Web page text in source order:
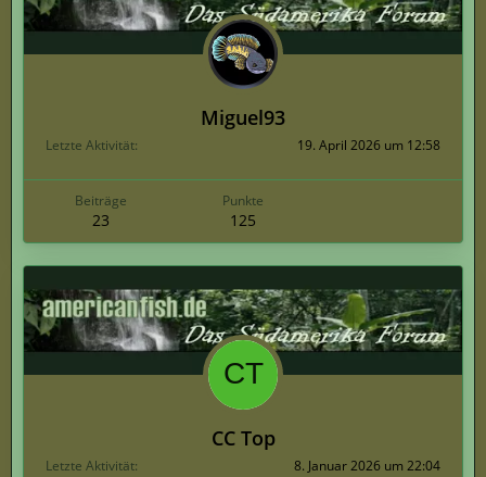
Miguel93
Letzte Aktivität 19. April 2026 um 12:58
Beiträge
23
Punkte
125
CC Top
Letzte Aktivität 8. Januar 2026 um 22:04